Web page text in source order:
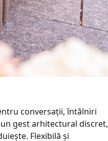
conversații, întâlniri
gest arhitectural discret,
Flexibilă și